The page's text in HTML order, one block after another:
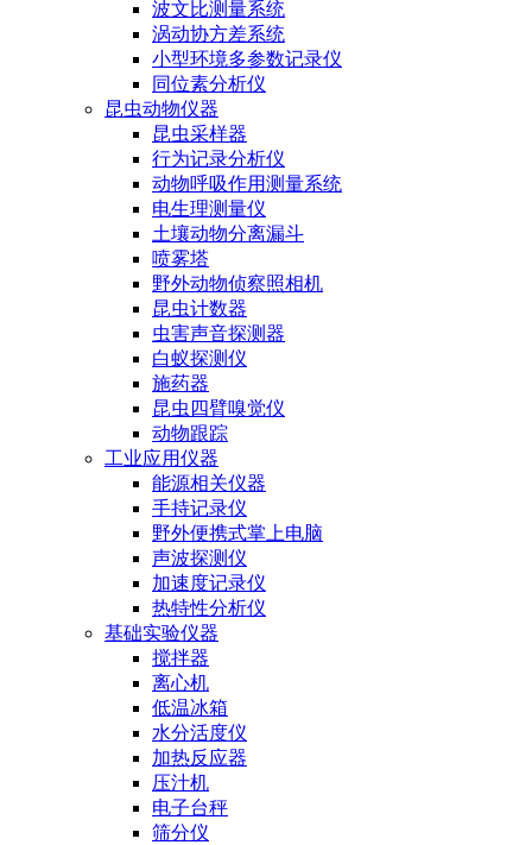
波文比测量系统
涡动协方差系统
小型环境多参数记录仪
同位素分析仪
昆虫动物仪器
昆虫采样器
行为记录分析仪
动物呼吸作用测量系统
电生理测量仪
土壤动物分离漏斗
喷雾塔
野外动物侦察照相机
昆虫计数器
虫害声音探测器
白蚁探测仪
施药器
昆虫四臂嗅觉仪
动物跟踪
工业应用仪器
能源相关仪器
手持记录仪
野外便携式掌上电脑
声波探测仪
加速度记录仪
热特性分析仪
基础实验仪器
搅拌器
离心机
低温冰箱
水分活度仪
加热反应器
压汁机
电子台秤
筛分仪